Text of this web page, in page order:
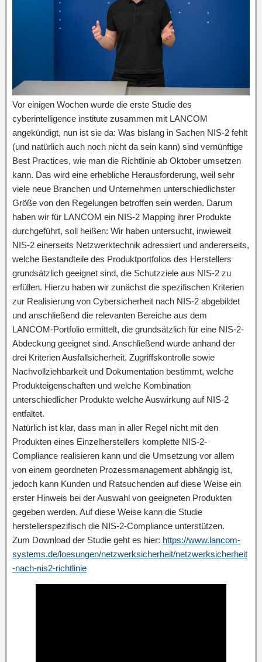
Vor einigen Wochen wurde die erste Studie des
cyberintelligence institute zusammen mit LANCOM
angekündigt, nun ist sie da: Was bislang in Sachen NIS-2 fehlt
(und natürlich auch noch nicht da sein kann) sind vernünftige
Best Practices, wie man die Richtlinie ab Oktober umsetzen
kann. Das wird eine erhebliche Herausforderung, weil sehr
viele neue Branchen und Unternehmen unterschiedlichster
Größe von den Regelungen betroffen sein werden. Darum
haben wir für LANCOM ein NIS-2 Mapping ihrer Produkte
durchgeführt, soll heißen: Wir haben untersucht, inwieweit
NIS-2 einerseits Netzwerktechnik adressiert und andererseits,
welche Bestandteile des Produktportfolios des Herstellers
grundsätzlich geeignet sind, die Schutzziele aus NIS-2 zu
erfüllen. Hierzu haben wir zunächst die spezifischen Kriterien
zur Realisierung von Cybersicherheit nach NIS-2 abgebildet
und anschließend die relevanten Bereiche aus dem
LANCOM-Portfolio ermittelt, die grundsätzlich für eine NIS-2-
Abdeckung geeignet sind. Anschließend wurde anhand der
drei Kriterien Ausfallsicherheit, Zugriffskontrolle sowie
Nachvollziehbarkeit und Dokumentation bestimmt, welche
Produkteigenschaften und welche Kombination
unterschiedlicher Produkte welche Auswirkung auf NIS-2
entfaltet.
Natürlich ist klar, dass man in aller Regel nicht mit den
Produkten eines Einzelherstellers komplette NIS-2-
Compliance realisieren kann und die Umsetzung vor allem
von einem geordneten Prozessmanagement abhängig ist,
jedoch kann Kunden und Ratsuchenden auf diese Weise ein
erster Hinweis bei der Auswahl von geeigneten Produkten
gegeben werden. Auf diese Weise kann die Studie
herstellerspezifisch die NIS-2-Compliance unterstützen.
Zum Download der Studie geht es hier: https://www.lancom-
systems.de/loesungen/netzwerksicherheit/netzwerksicherheit
-nach-nis2-richtlinie